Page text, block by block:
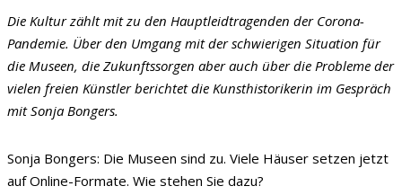
Die Kultur zählt mit zu den Hauptleidtragenden der Corona-
Pandemie. Über den Umgang mit der schwierigen Situation für
die Museen, die Zukunftssorgen aber auch über die Probleme der
vielen freien Künstler berichtet die Kunsthistorikerin im Gespräch
mit Sonja Bongers.
Sonja Bongers: Die Museen sind zu. Viele Häuser setzen jetzt
auf Online-Formate. Wie stehen Sie dazu?